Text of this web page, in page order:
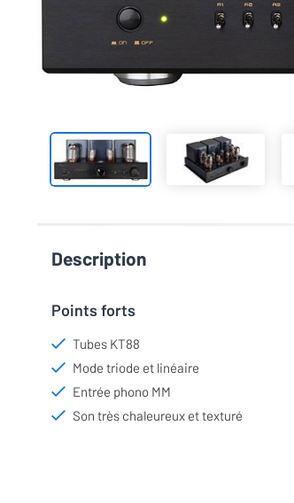
Description
Points forts
Tubes KT88
Mode triode et linéaire
Entrée phono MM
Son très chaleureux et texturé